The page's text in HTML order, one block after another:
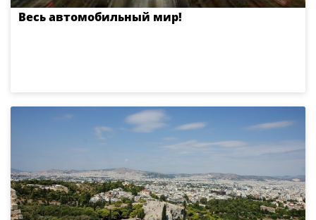
Весь автомобильный мир!